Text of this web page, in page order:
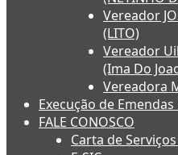
Vereador
(LITO)
Vereador
(Ima Do
Vereadora
Execução de Emendas
FALE CONOSCO
Carta de